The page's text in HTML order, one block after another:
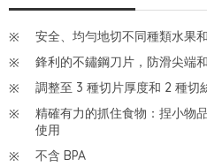
安全、均勻地切不同種類水果
鋒利的不鏽鋼刀片，防滑尖端
調整至 3 種切片厚度和 2 種切
精確有力的抓住食物：捏小物
使用
不含 BPA